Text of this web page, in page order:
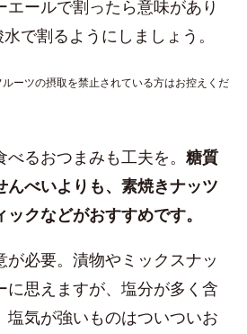
エールで割ったら意味があり
で割るようにしましょう。
ーツの摂取を禁止されている方はお控えくだ
るおつまみも工夫を。 糖質
んべいよりも、素焼きナッツ
クなどがおすすめです。
が必要。漬物やミックスナッ
に思えますが、塩分が多く含
塩気が強いものはついついお